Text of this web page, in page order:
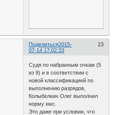
Поделиться 23
2015-
07-14 17:02:33
Судя по набранным очкам (5
из 9) и в соответствии с
новой классификацией по
выполнению разрядов,
Колыбелкин Олег выполнил
норму кмс.
Это даже при условии, что